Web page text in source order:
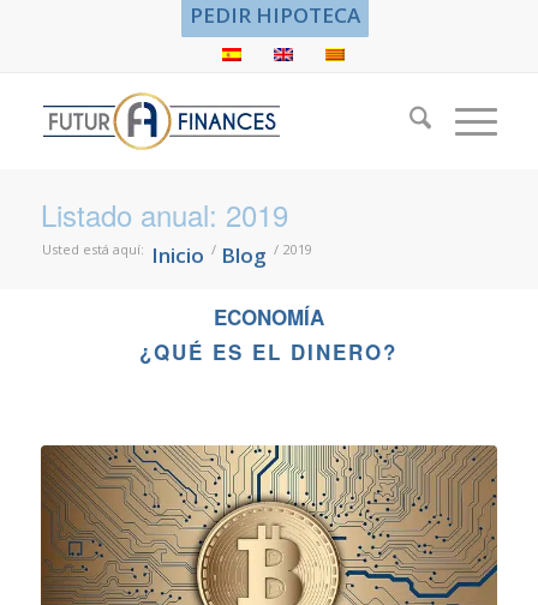
PEDIR HIPOTECA
Listado anual: 2019
Usted está aquí: Inicio / Blog / 2019
ECONOMÍA
¿QUÉ ES EL DINERO?